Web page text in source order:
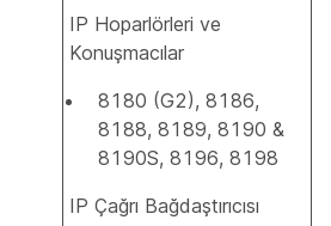
IP Hoparlörleri ve
Konuşmacılar
8180 (G2), 8186,
8188, 8189, 8190 &
8190S, 8196, 8198
IP Çağrı Bağdaştırıcısı